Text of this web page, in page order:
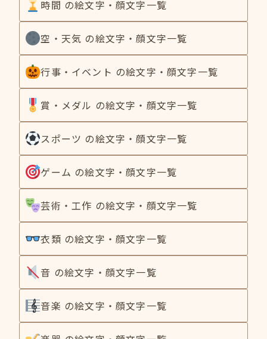
時間 の絵文字・顔文字一覧
空・天気 の絵文字・顔文字一覧
行事・イベント の絵文字・顔文字一覧
賞・メダル の絵文字・顔文字一覧
スポーツ の絵文字・顔文字一覧
ゲーム の絵文字・顔文字一覧
芸術・工作 の絵文字・顔文字一覧
衣類 の絵文字・顔文字一覧
音 の絵文字・顔文字一覧
音楽 の絵文字・顔文字一覧